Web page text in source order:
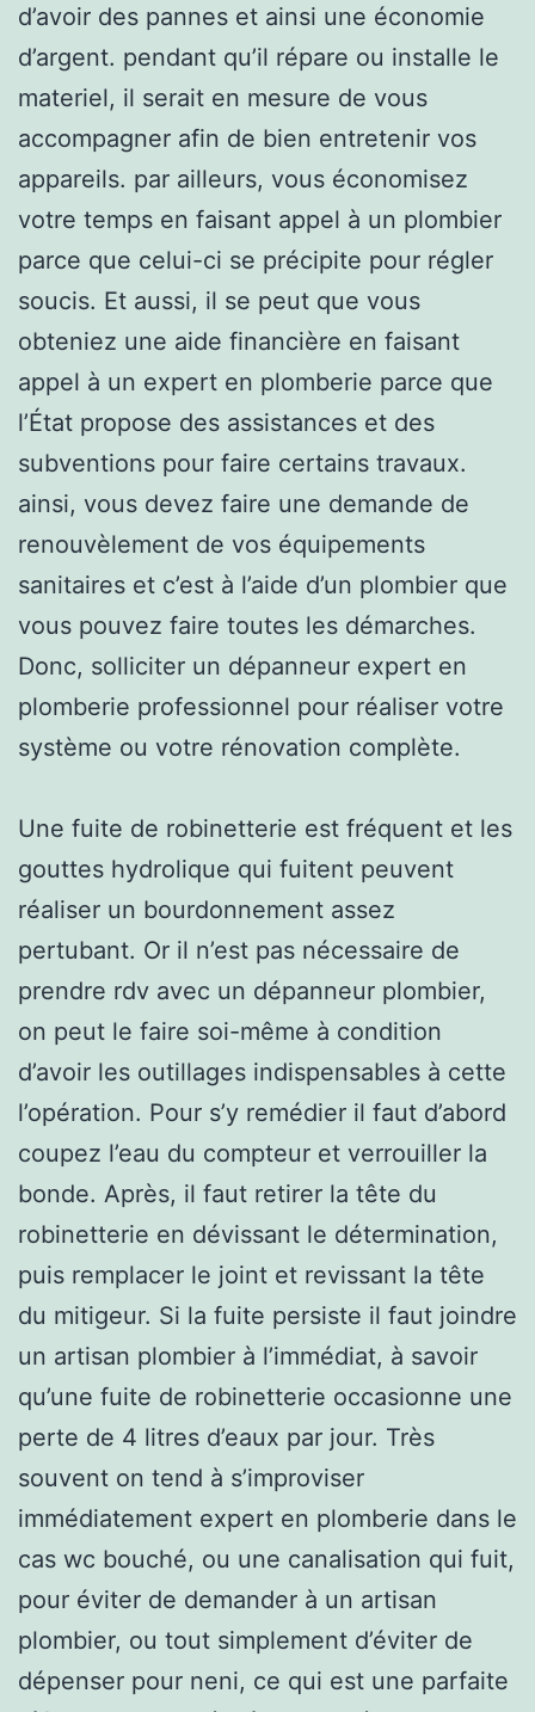
d’avoir des pannes et ainsi une économie
d’argent. pendant qu’il répare ou installe le
materiel, il serait en mesure de vous
accompagner afin de bien entretenir vos
appareils. par ailleurs, vous économisez
votre temps en faisant appel à un plombier
parce que celui-ci se précipite pour régler
soucis. Et aussi, il se peut que vous
obteniez une aide financière en faisant
appel à un expert en plomberie parce que
l’État propose des assistances et des
subventions pour faire certains travaux.
ainsi, vous devez faire une demande de
renouvèlement de vos équipements
sanitaires et c’est à l’aide d’un plombier que
vous pouvez faire toutes les démarches.
Donc, solliciter un dépanneur expert en
plomberie professionnel pour réaliser votre
système ou votre rénovation complète.
Une fuite de robinetterie est fréquent et les
gouttes hydrolique qui fuitent peuvent
réaliser un bourdonnement assez
pertubant. Or il n’est pas nécessaire de
prendre rdv avec un dépanneur plombier,
on peut le faire soi-même à condition
d’avoir les outillages indispensables à cette
l’opération. Pour s’y remédier il faut d’abord
coupez l’eau du compteur et verrouiller la
bonde. Après, il faut retirer la tête du
robinetterie en dévissant le détermination,
puis remplacer le joint et revissant la tête
du mitigeur. Si la fuite persiste il faut joindre
un artisan plombier à l’immédiat, à savoir
qu’une fuite de robinetterie occasionne une
perte de 4 litres d’eaux par jour. Très
souvent on tend à s’improviser
immédiatement expert en plomberie dans le
cas wc bouché, ou une canalisation qui fuit,
pour éviter de demander à un artisan
plombier, ou tout simplement d’éviter de
dépenser pour neni, ce qui est une parfaite